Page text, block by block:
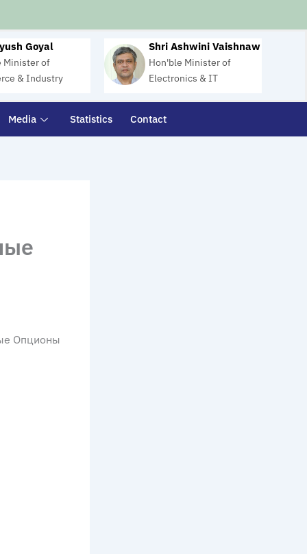
Goyal
Minister of
& Industry
Shri Ashwini Vaishnaw
Hon'ble Minister of
Electronics & IT
Media Statistics Contact
Опционы